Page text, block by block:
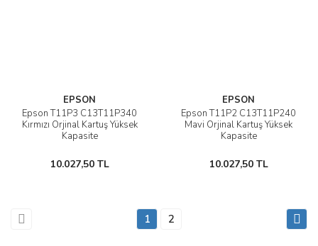
EPSON
Epson T11P3 C13T11P340
Kırmızı Orjinal Kartuş Yüksek
Kapasite
10.027,50 TL
EPSON
Epson T11P2 C13T11P240
Mavi Orjinal Kartuş Yüksek
Kapasite
10.027,50 TL
1 2